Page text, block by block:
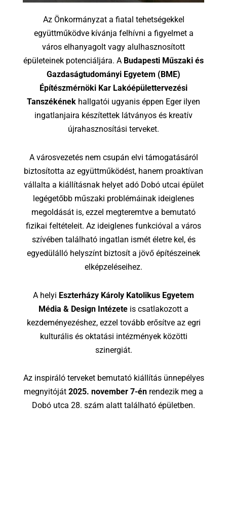
Az Önkormányzat a fiatal tehetségekkel
együttműködve kívánja felhívni a figyelmet a
város elhanyagolt vagy alulhasznosított
épületeinek potenciáljára. A Budapesti Műszaki és
Gazdaságtudományi Egyetem (BME)
Építészmérnöki Kar Lakóépülettervezési
Tanszékének hallgatói ugyanis éppen Eger ilyen
ingatlanjaira készítettek látványos és kreatív
újrahasznosítási terveket.
A városvezetés nem csupán elvi támogatásáról
biztosította az együttműködést, hanem proaktívan
vállalta a kiállításnak helyet adó Dobó utcai épület
legégetőbb műszaki problémáinak ideiglenes
megoldását is, ezzel megteremtve a bemutató
fizikai feltételeit. Az ideiglenes funkcióval a város
szívében található ingatlan ismét életre kel, és
egyedülálló helyszínt biztosít a jövő építészeinek
elképzeléseihez.
A helyi Eszterházy Károly Katolikus Egyetem
Média & Design Intézete is csatlakozott a
kezdeményezéshez, ezzel tovább erősítve az egri
kulturális és oktatási intézmények közötti
szinergiát.
Az inspiráló terveket bemutató kiállítás ünnepélyes
megnyitóját 2025. november 7-én rendezik meg a
Dobó utca 28. szám alatt található épületben.